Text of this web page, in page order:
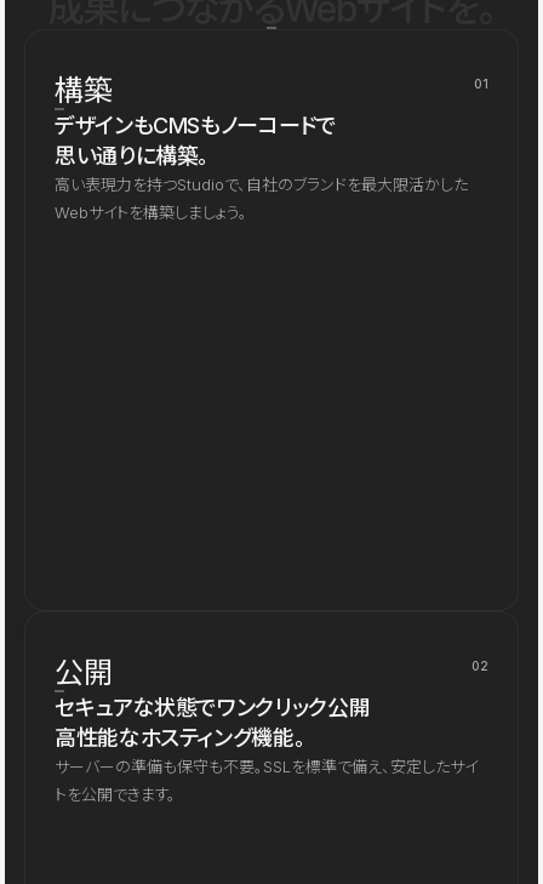
構築 01
デザインもCMSもノーコードで
思い通りに構築。
高い表現力を持つStudioで、自社のブランドを最大限活かした
Webサイトを構築しましょう。
公開 02
セキュアな状態でワンクリック公開
高性能なホスティング機能。
サーバーの準備も保守も不要。SSLを標準で備え、安定したサイ
トを公開できます。